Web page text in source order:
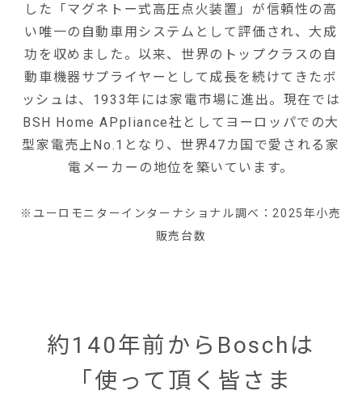
した「マグネトー式高圧点火装置」が信頼性の高
い唯一の自動車用システムとして評価され、大成
功を収めました。以来、世界のトップクラスの自
動車機器サプライヤーとして成長を続けてきたボ
ッシュは、1933年には家電市場に進出。現在では
BSH Home APpliance社としてヨーロッパでの大
型家電売上No.1となり、世界47カ国で愛される家
電メーカーの地位を築いています。
※ユーロモニターインターナショナル調べ：2025年小売
販売台数
約140年前からBoschは
「使って頂く皆さま